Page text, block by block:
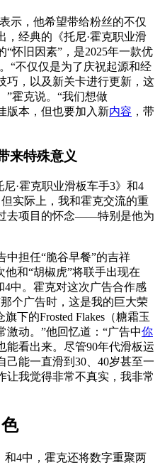
示，他希望带给粉丝的不仅
，经典的《托尼·霍克职业滑
怀旧因素”，是2025年一款优
“不仅仅是为了庆祝起源和经
巧，以及新关卡进行更新，这
”霍克说。“我们想做
版本，但也要加入新内容 ，带
来特殊意义
·霍克职业滑板车手3》和4
实际上，我和霍克交流的重
去项目的怀念——特别是他为
中担任“脆谷早餐”的吉祥
他和“胡椒虎”将联手出现在
4中。霍克对这次广告合作感
个广告时，这是我的巨大荣
下的Frosted Flakes（糖霜玉
动。”他回忆道：“广告中你
能看出来。尽管90年代滑板运
己能一直滑到30、40岁甚至一
让我觉得非常不真实，我非常
和4中，霍克还将数字重聚两